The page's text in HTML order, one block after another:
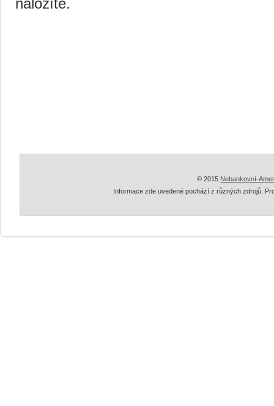
naložíte.
© 2015 Nebankovní-
Informace zde uvedené pochází z různých zdrojů.